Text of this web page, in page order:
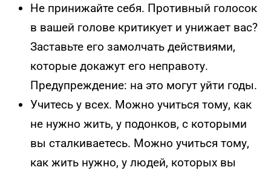
Не принижайте себя. Противный голосок
в вашей голове критикует и унижает вас?
Заставьте его замолчать действиями,
которые докажут его неправоту.
Предупреждение: на это могут уйти годы.
Учитесь у всех. Можно учиться тому, как
не нужно жить, у подонков, с которыми
вы сталкиваетесь. Можно учиться тому,
как жить нужно, у людей, которых вы